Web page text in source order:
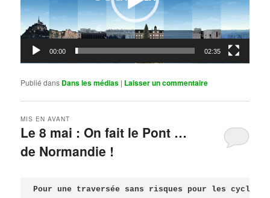
00:00 02:35
Publié dans Dans les médias | Laisser un commentaire
Le 8 mai : On fait le Pont …
de Normandie !
MIS EN AVANT
Pour une traversée sans risques pour les